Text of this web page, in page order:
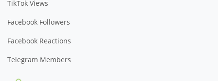
TikTok Views
Facebook Followers
Facebook Reactions
Telegram Members